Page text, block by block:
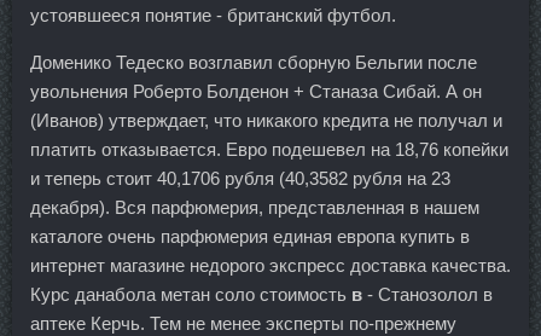
устоявшееся понятие - британский футбол.
Доменико Тедеско возглавил сборную Бельгии после
увольнения Роберто Болденон + Станаза Сибай. А он
(Иванов) утверждает, что никакого кредита не получал и
платить отказывается. Евро подешевел на 18,76 копейки
и теперь стоит 40,1706 рубля (40,3582 рубля на 23
декабря). Вся парфюмерия, представленная в нашем
каталоге очень парфюмерия единая европа купить в
интернет магазине недорого экспресс доставка качества.
Курс данабола метан соло стоимость в - Станозолол в
аптеке Керчь. Тем не менее эксперты по-прежнему